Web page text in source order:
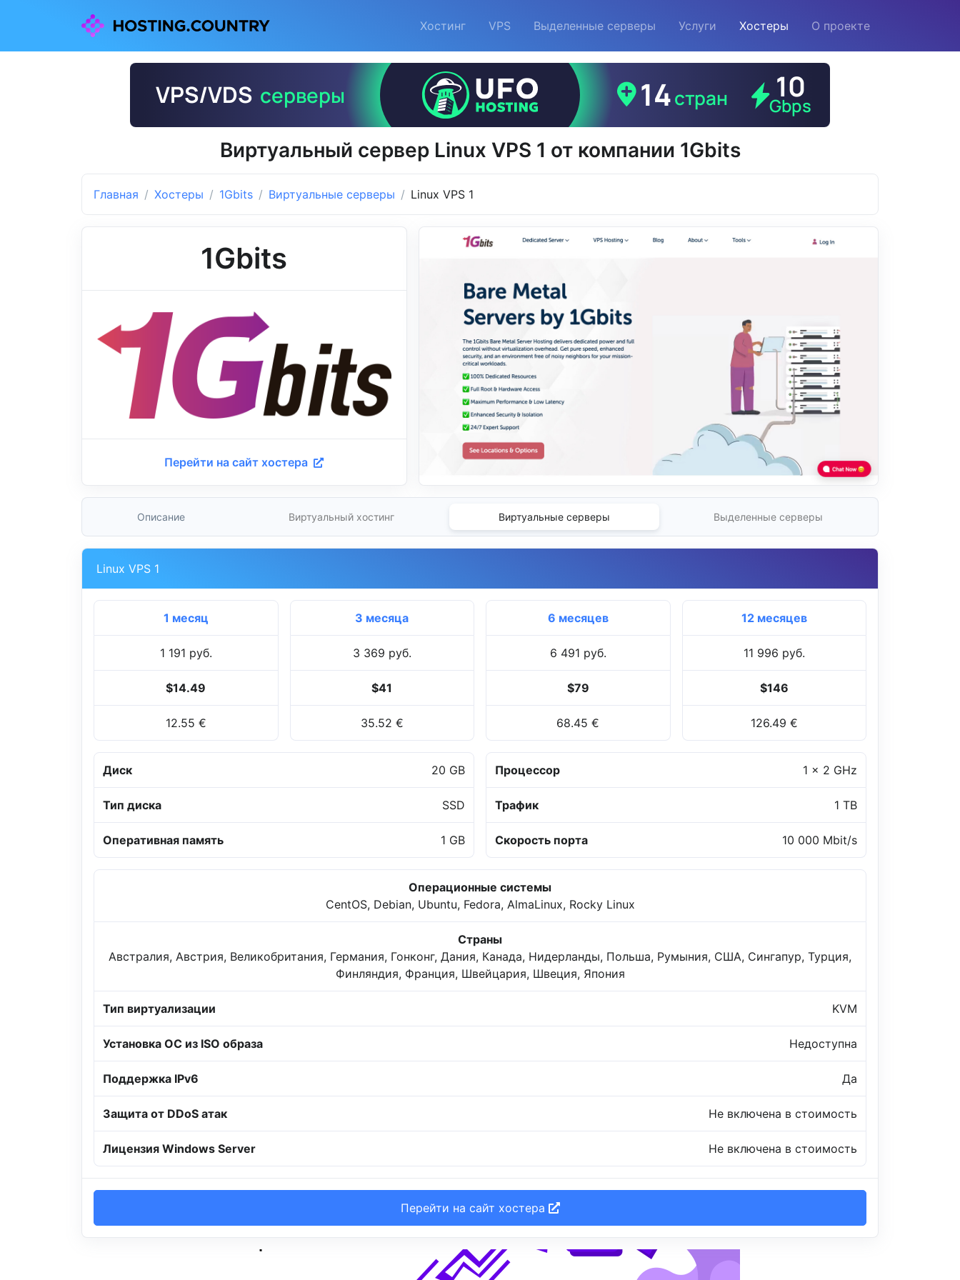
Хостинг VPS Выделенные серверы Услуги Хостеры О проекте
Виртуальный сервер Linux VPS 1 от компании 1Gbits
Главная Хостеры 1Gbits Виртуальные серверы Linux VPS 1
1Gbits
Перейти на сайт хостера
Описание Виртуальный хостинг Виртуальные серверы Выделенные серверы
Linux VPS 1
1 месяц
1 191 руб.
$14.49
12.55 €
3 месяца
3 369 руб.
$41
35.52 €
6 месяцев
6 491 руб.
$79
68.45 €
12 месяцев
11 996 руб.
$146
126.49 €
Диск 20 GB
Тип диска SSD
Оперативная память 1 GB
Процессор 1 x 2 GHz
Трафик 1 TB
Скорость порта 10 000 Mbit/s
Операционные системы
CentOS, Debian, Ubuntu, Fedora, AlmaLinux, Rocky Linux
Страны
Австралия, Австрия, Великобритания, Германия, Гонконг, Дания, Канада, Нидерланды, Польша, Румыния, США, Сингапур, Турция,
Финляндия, Франция, Швейцария, Швеция, Япония
Тип виртуализации KVM
Установка ОС из ISO образа Недоступна
Поддержка IPv6 Да
Защита от DDoS атак Не включена в стоимость
Лицензия Windows Server Не включена в стоимость
Перейти на сайт хостера